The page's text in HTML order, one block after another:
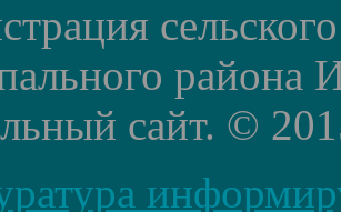
района
сайт. ©